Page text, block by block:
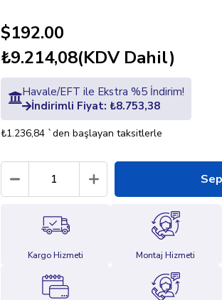
$192.00
₺9.214,08(KDV Dahil)
Havale/EFT ile Ekstra %5 İndirim!
İndirimli Fiyat: ₺8.753,38
₺1.236,84 `den başlayan taksitlerle
Kargo Hizmeti Montaj Hizmeti